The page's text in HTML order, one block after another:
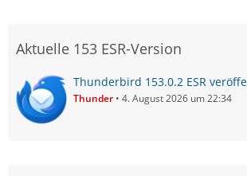
Aktuelle 153 ESR-Version
Thunderbird 153.0.2 ESR
Thunder 4. August 2026 um 22:34